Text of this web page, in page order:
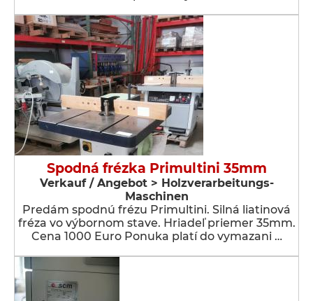
Spodná frézka Primultini 35mm
Verkauf / Angebot > Holzverarbeitungs-
Maschinen
Predám spodnú frézu Primultini. Silná liatinová
fréza vo výbornom stave. Hriadeľ priemer 35mm.
Cena 1000 Euro Ponuka platí do vymazani …